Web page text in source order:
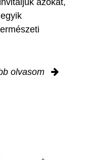
azokat,
olvasom